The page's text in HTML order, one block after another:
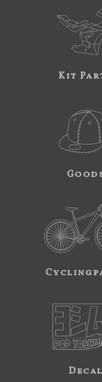
Kit
Decal